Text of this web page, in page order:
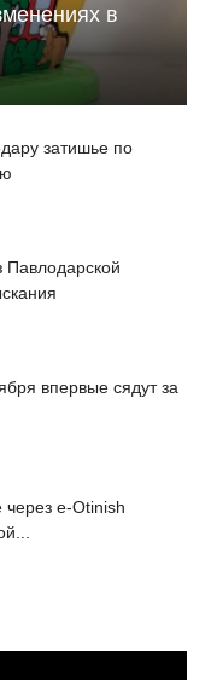
в
затишье по
впервые сядут за
через e-Otinish